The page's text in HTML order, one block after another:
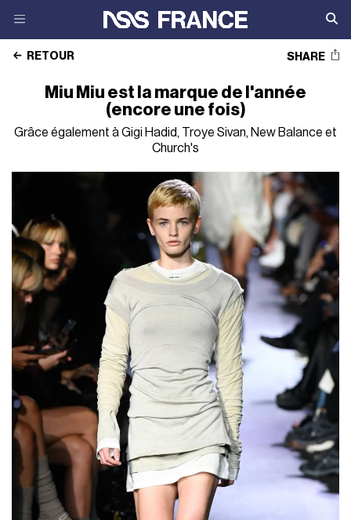
RETOUR SHARE
Miu Miu est la marque de l'année
(encore une fois)
Grâce également à Gigi Hadid, Troye Sivan, New Balance et
Church's